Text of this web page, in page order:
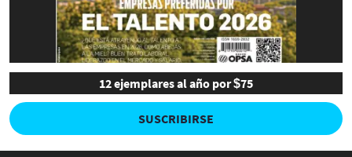
12 ejemplares al año por $75
SUSCRIBIRSE